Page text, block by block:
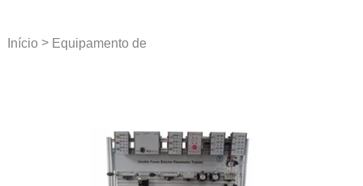
Início> Equipamento de